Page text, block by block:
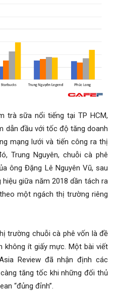
trà sữa nổi tiếng tại TP HCM,
dẫn đầu với tốc độ tăng doanh
mạng lưới và tiến công ra thị
Trung Nguyên, chuỗi cà phê
ông Đặng Lê Nguyên Vũ, sau
giữa năm 2018 dần tách ra
một ngách thị trường riêng
trường chuỗi cà phê vốn là đề
không ít giấy mực. Một bài viết
Review đã nhận định các
tăng tốc khi những đối thủ
“đủng đỉnh”.